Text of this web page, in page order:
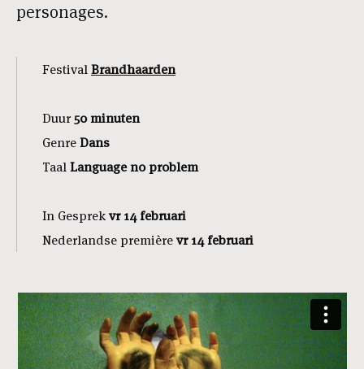
personages.
Festival Brandhaarden
Duur 50 minuten
Genre Dans
Taal Language no problem
In Gesprek vr 14 februari
Nederlandse première vr 14 februari